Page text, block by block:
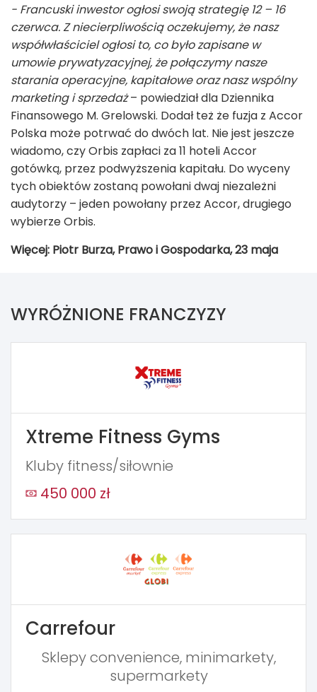
- Francuski inwestor ogłosi swoją strategię 12 – 16
czerwca. Z niecierpliwością oczekujemy, że nasz
współwłaściciel ogłosi to, co było zapisane w
umowie prywatyzacyjnej, że połączymy nasze
starania operacyjne, kapitałowe oraz nasz wspólny
marketing i sprzedaż– powiedział dla Dziennika
Finansowego M. Grelowski. Dodał też że fuzja z Accor
Polska może potrwać do dwóch lat. Nie jest jeszcze
wiadomo, czy Orbis zapłaci za 11 hoteli Accor
gotówką, przez podwyższenia kapitału. Do wyceny
tych obiektów zostaną powołani dwaj niezależni
audytorzy – jeden powołany przez Accor, drugiego
wybierze Orbis.
Więcej: Piotr Burza, Prawo i Gospodarka, 23 maja
WYRÓŻNIONE FRANCZYZY
Xtreme Fitness Gyms
Kluby fitness/siłownie
450 000 zł
Carrefour
Sklepy convenience, minimarkety,
supermarkety